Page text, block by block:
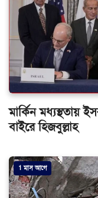
মার্কিন মধ্যস্থতায়
বাইরে হিজবুল্লাহ
1 মাস আগে